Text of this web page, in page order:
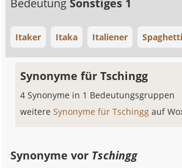
BedeutungSonstiges 1
Itaker Itaka Italiener
Synonyme für Tschingg
4 Synonyme in 1 Bedeutungsgruppen
weitereSynonyme für Tschinggauf
Synonyme vor Tschingg